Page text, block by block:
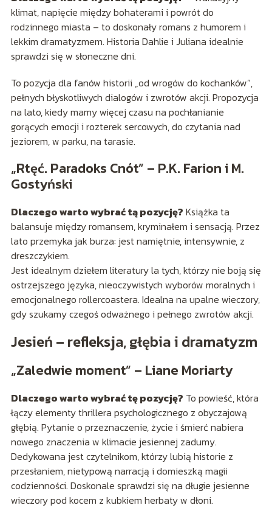
klimat, napięcie między bohaterami i powrót do
rodzinnego miasta – to doskonały romans z humorem i
lekkim dramatyzmem. Historia Dahlie i Juliana idealnie
sprawdzi się w słoneczne dni.
To pozycja dla fanów historii „od wrogów do kochanków”,
pełnych błyskotliwych dialogów i zwrotów akcji. Propozycja
na lato, kiedy mamy więcej czasu na pochłanianie
gorących emocji i rozterek sercowych, do czytania nad
jeziorem, w parku, na tarasie.
„Rtęć. Paradoks Cnót” – P.K. Farion i M.
Gostyński
Dlaczego warto wybrać tą pozycję? Książka ta
balansuje między romansem, kryminałem i sensacją. Przez
lato przemyka jak burza: jest namiętnie, intensywnie, z
dreszczykiem.
Jest idealnym dziełem literatury la tych, którzy nie boją się
ostrzejszego języka, nieoczywistych wyborów moralnych i
emocjonalnego rollercoastera. Idealna na upalne wieczory,
gdy szukamy czegoś odważnego i pełnego zwrotów akcji.
Jesień – refleksja, głębia i dramatyzm
„Zaledwie moment” – Liane Moriarty
Dlaczego warto wybrać tę pozycję? To powieść, która
łączy elementy thrillera psychologicznego z obyczajową
głębią. Pytanie o przeznaczenie, życie i śmierć nabiera
nowego znaczenia w klimacie jesiennej zadumy.
Dedykowana jest czytelnikom, którzy lubią historie z
przesłaniem, nietypową narracją i domieszką magii
codzienności. Doskonale sprawdzi się na długie jesienne
wieczory pod kocem z kubkiem herbaty w dłoni.